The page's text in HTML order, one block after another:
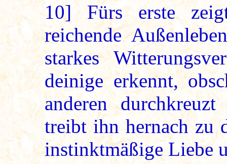
10] Fürs erste
reichende
starkes
deinige erkennt,
anderen
treibt ihn hernach zu
instinktmäßige Liebe